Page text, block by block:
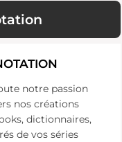
notre passion
nos créations
dictionnaires,
de vos séries